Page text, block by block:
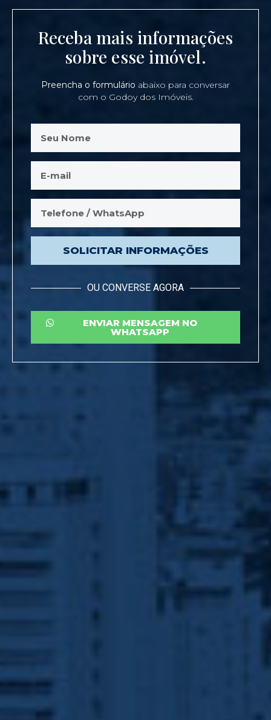
Receba mais informações
sobre esse imóvel.
Preencha o formulário abaixo para conversar
com o Godoy dos Imóveis.
SOLICITAR INFORMAÇÕES
OU CONVERSE AGORA
ENVIAR MENSAGEM NO
WHATSAPP